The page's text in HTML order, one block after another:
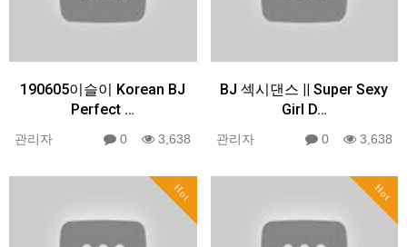
190605이슬이 Korean BJ
Perfect …
관리자 0 3,638
BJ 섹시댄스 || Super Sexy
Girl D…
관리자 0 3,638
Hot Hot